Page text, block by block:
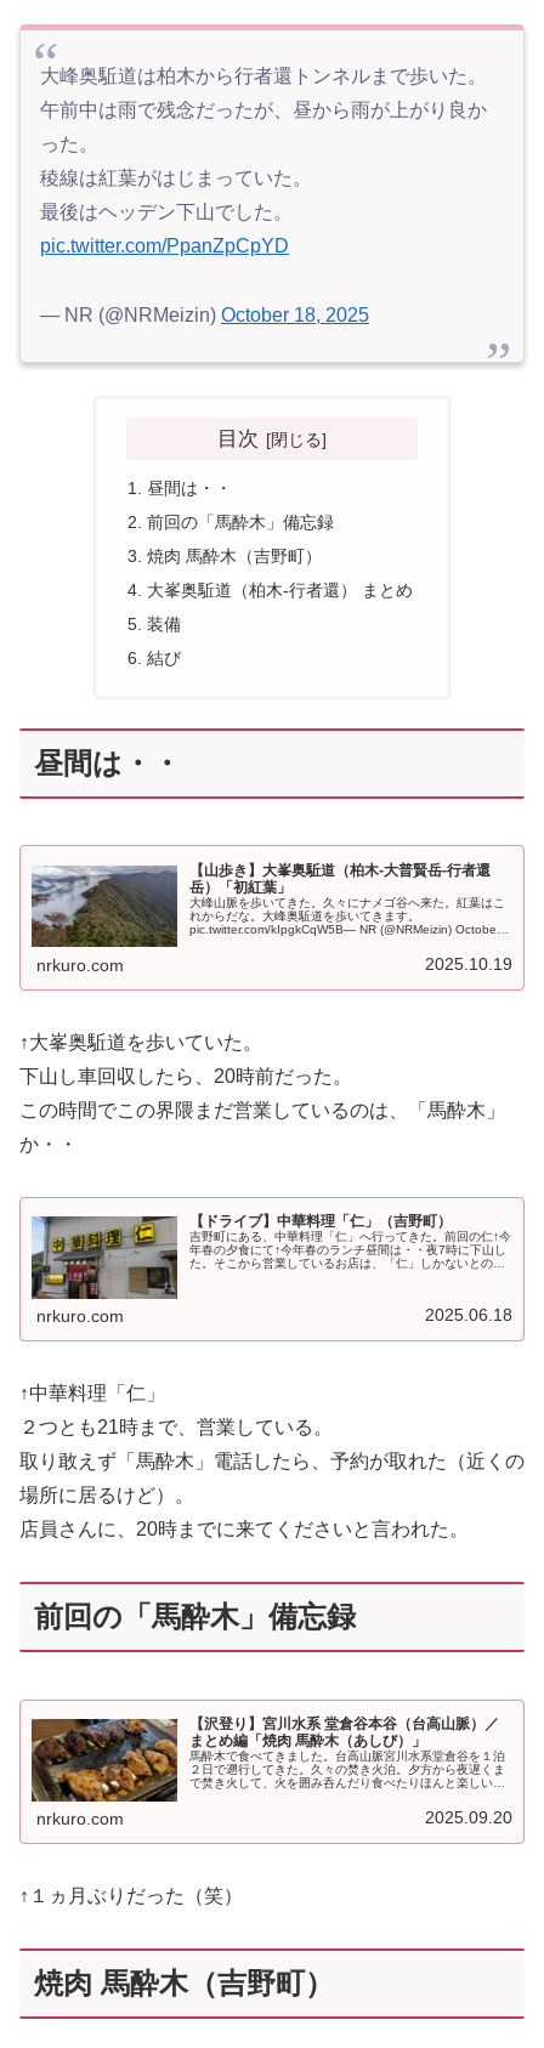
大峰奥駈道は柏木から行者還トンネルまで歩いた。
午前中は雨で残念だったが、昼から雨が上がり良か
った。
稜線は紅葉がはじまっていた。
最後はヘッデン下山でした。
pic.twitter.com/PpanZpCpYD
— NR (@NRMeizin) October 18, 2025
目次
昼間は・・
前回の「馬酔木」備忘録
焼肉 馬酔木（吉野町）
大峯奥駈道（柏木-行者還） まとめ
装備
結び
昼間は・・
【山歩き】大峯奥駈道（柏木-大普賢岳-行者還
岳）「初紅葉」
大峰山脈を歩いてきた。久々にナメゴ谷へ来た。紅葉はこ
れからだな。大峰奥駈道を歩いてきます。
pic.twitter.com/kIpgkCqW5B— NR (@NRMeizin) October
nrkuro.com 2025.10.19
↑大峯奥駈道を歩いていた。
下山し車回収したら、20時前だった。
この時間でこの界隈まだ営業しているのは、「馬酔木」
か・・
【ドライブ】中華料理「仁」（吉野町）
吉野町にある、中華料理「仁」へ行ってきた。前回の仁↑今
年春の夕食にて↑今年春のランチ昼間は・・夜7時に下山し
た。そこから営業しているお店は、「仁」しかないとのこ
nrkuro.com 2025.06.18
↑中華料理「仁」
２つとも21時まで、営業している。
取り敢えず「馬酔木」電話したら、予約が取れた（近くの
場所に居るけど）。
店員さんに、20時までに来てくださいと言われた。
前回の「馬酔木」備忘録
【沢登り】宮川水系 堂倉谷本谷（台高山脈）／
まとめ編「焼肉 馬酔木（あしび）」
馬酔木で食べてきました。台高山脈宮川水系堂倉谷を１泊
２日で遡行してきた。久々の焚き火泊。夕方から夜遅くま
で焚き火して、火を囲み呑んだり食べたりほんと楽しい夜
nrkuro.com 2025.09.20
↑１ヵ月ぶりだった（笑）
焼肉 馬酔木（吉野町）